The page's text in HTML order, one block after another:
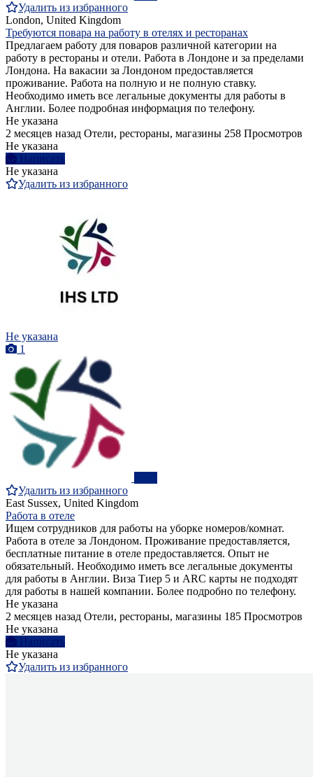
Удалить из избранного
London, United Kingdom
Требуются повара на работу в отелях и ресторанах
Предлагаем работу для поваров различной категории на
работу в рестораны и отели. Работа в Лондоне и за пределами
Лондона. На вакасии за Лондоном предоставляется
проживание. Работа на полную и не полную ставку.
Необходимо иметь все легальные документы для работы в
Англии. Более подробная информация по телефону.
Не указана
2 месяцев назад Отели, рестораны, магазины 258 Просмотров
Не указана
Написать
Не указана
Удалить из избранного
Не указана
1
Удалить из избранного
East Sussex, United Kingdom
Работа в отеле
Ищем сотрудников для работы на уборке номеров/комнат.
Работа в отеле за Лондоном. Проживание предоставляется,
бесплатные питание в отеле предоставляется. Опыт не
обязательный. Необходимо иметь все легальные документы
для работы в Англии. Виза Тиер 5 и ARC карты не подходят
для работы в нашей компании. Более подробно по телефону.
Не указана
2 месяцев назад Отели, рестораны, магазины 185 Просмотров
Не указана
Написать
Не указана
Удалить из избранного